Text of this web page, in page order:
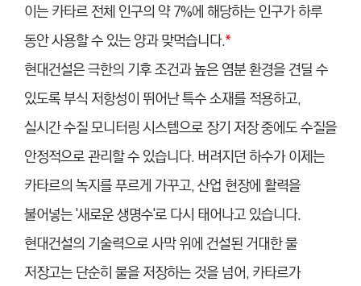
이는 카타르 전체 인구의 약 7%에 해당하는 인구가 하루
동안 사용할 수 있는 양과 맞먹습니다.*
현대건설은 극한의 기후 조건과 높은 염분 환경을 견딜 수
있도록 부식 저항성이 뛰어난 특수 소재를 적용하고,
실시간 수질 모니터링 시스템으로 장기 저장 중에도 수질을
안정적으로 관리할 수 있습니다. 버려지던 하수가 이제는
카타르의 녹지를 푸르게 가꾸고, 산업 현장에 활력을
불어넣는 '새로운 생명수'로 다시 태어나고 있습니다.
현대건설의 기술력으로 사막 위에 건설된 거대한 물
저장고는 단순히 물을 저장하는 것을 넘어, 카타르가